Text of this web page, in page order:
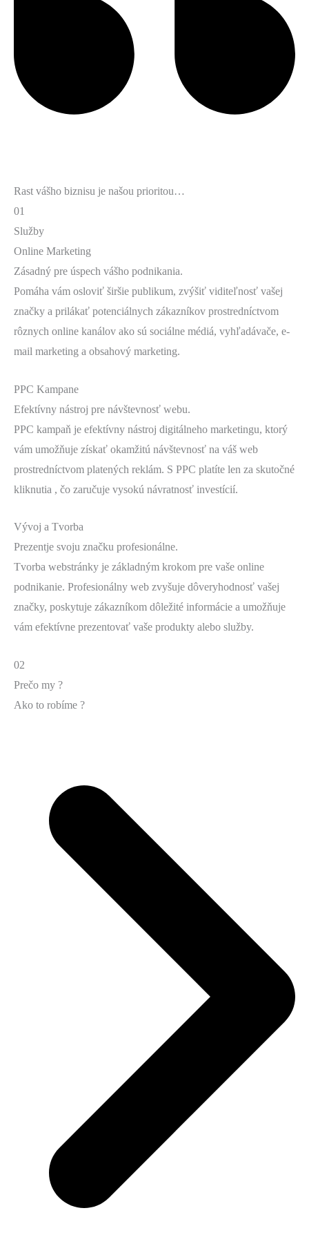
Rast vášho biznisu je našou prioritou…
01
Služby
Online Marketing
Zásadný pre úspech vášho podnikania.
Pomáha vám osloviť širšie publikum, zvýšiť viditeľnosť vašej
značky a prilákať potenciálnych zákazníkov prostredníctvom
rôznych online kanálov ako sú sociálne médiá, vyhľadávače, e-
mail marketing a obsahový marketing.
PPC Kampane
Efektívny nástroj pre návštevnosť webu.
PPC kampaň je efektívny nástroj digitálneho marketingu, ktorý
vám umožňuje získať okamžitú návštevnosť na váš web
prostredníctvom platených reklám. S PPC platíte len za skutočné
kliknutia , čo zaručuje vysokú návratnosť investícií.
Vývoj a Tvorba
Prezentje svoju značku profesionálne.
Tvorba webstránky je základným krokom pre vaše online
podnikanie. Profesionálny web zvyšuje dôveryhodnosť vašej
značky, poskytuje zákazníkom dôležité informácie a umožňuje
vám efektívne prezentovať vaše produkty alebo služby.
02
Prečo my ?
Ako to robíme ?